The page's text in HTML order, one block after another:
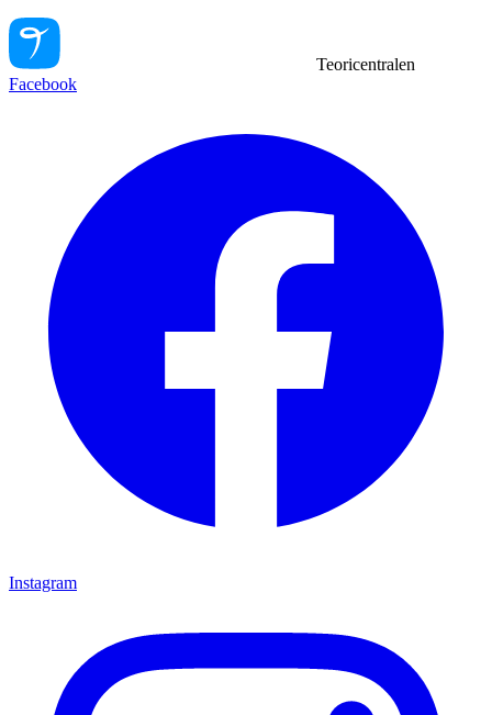
Teoricentralen
Facebook
Instagram